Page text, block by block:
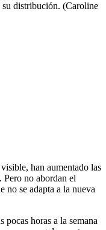
su distribución. (Caroline
han aumentado las
Pero no abordan el
no se adapta a la nueva
pocas horas a la semana